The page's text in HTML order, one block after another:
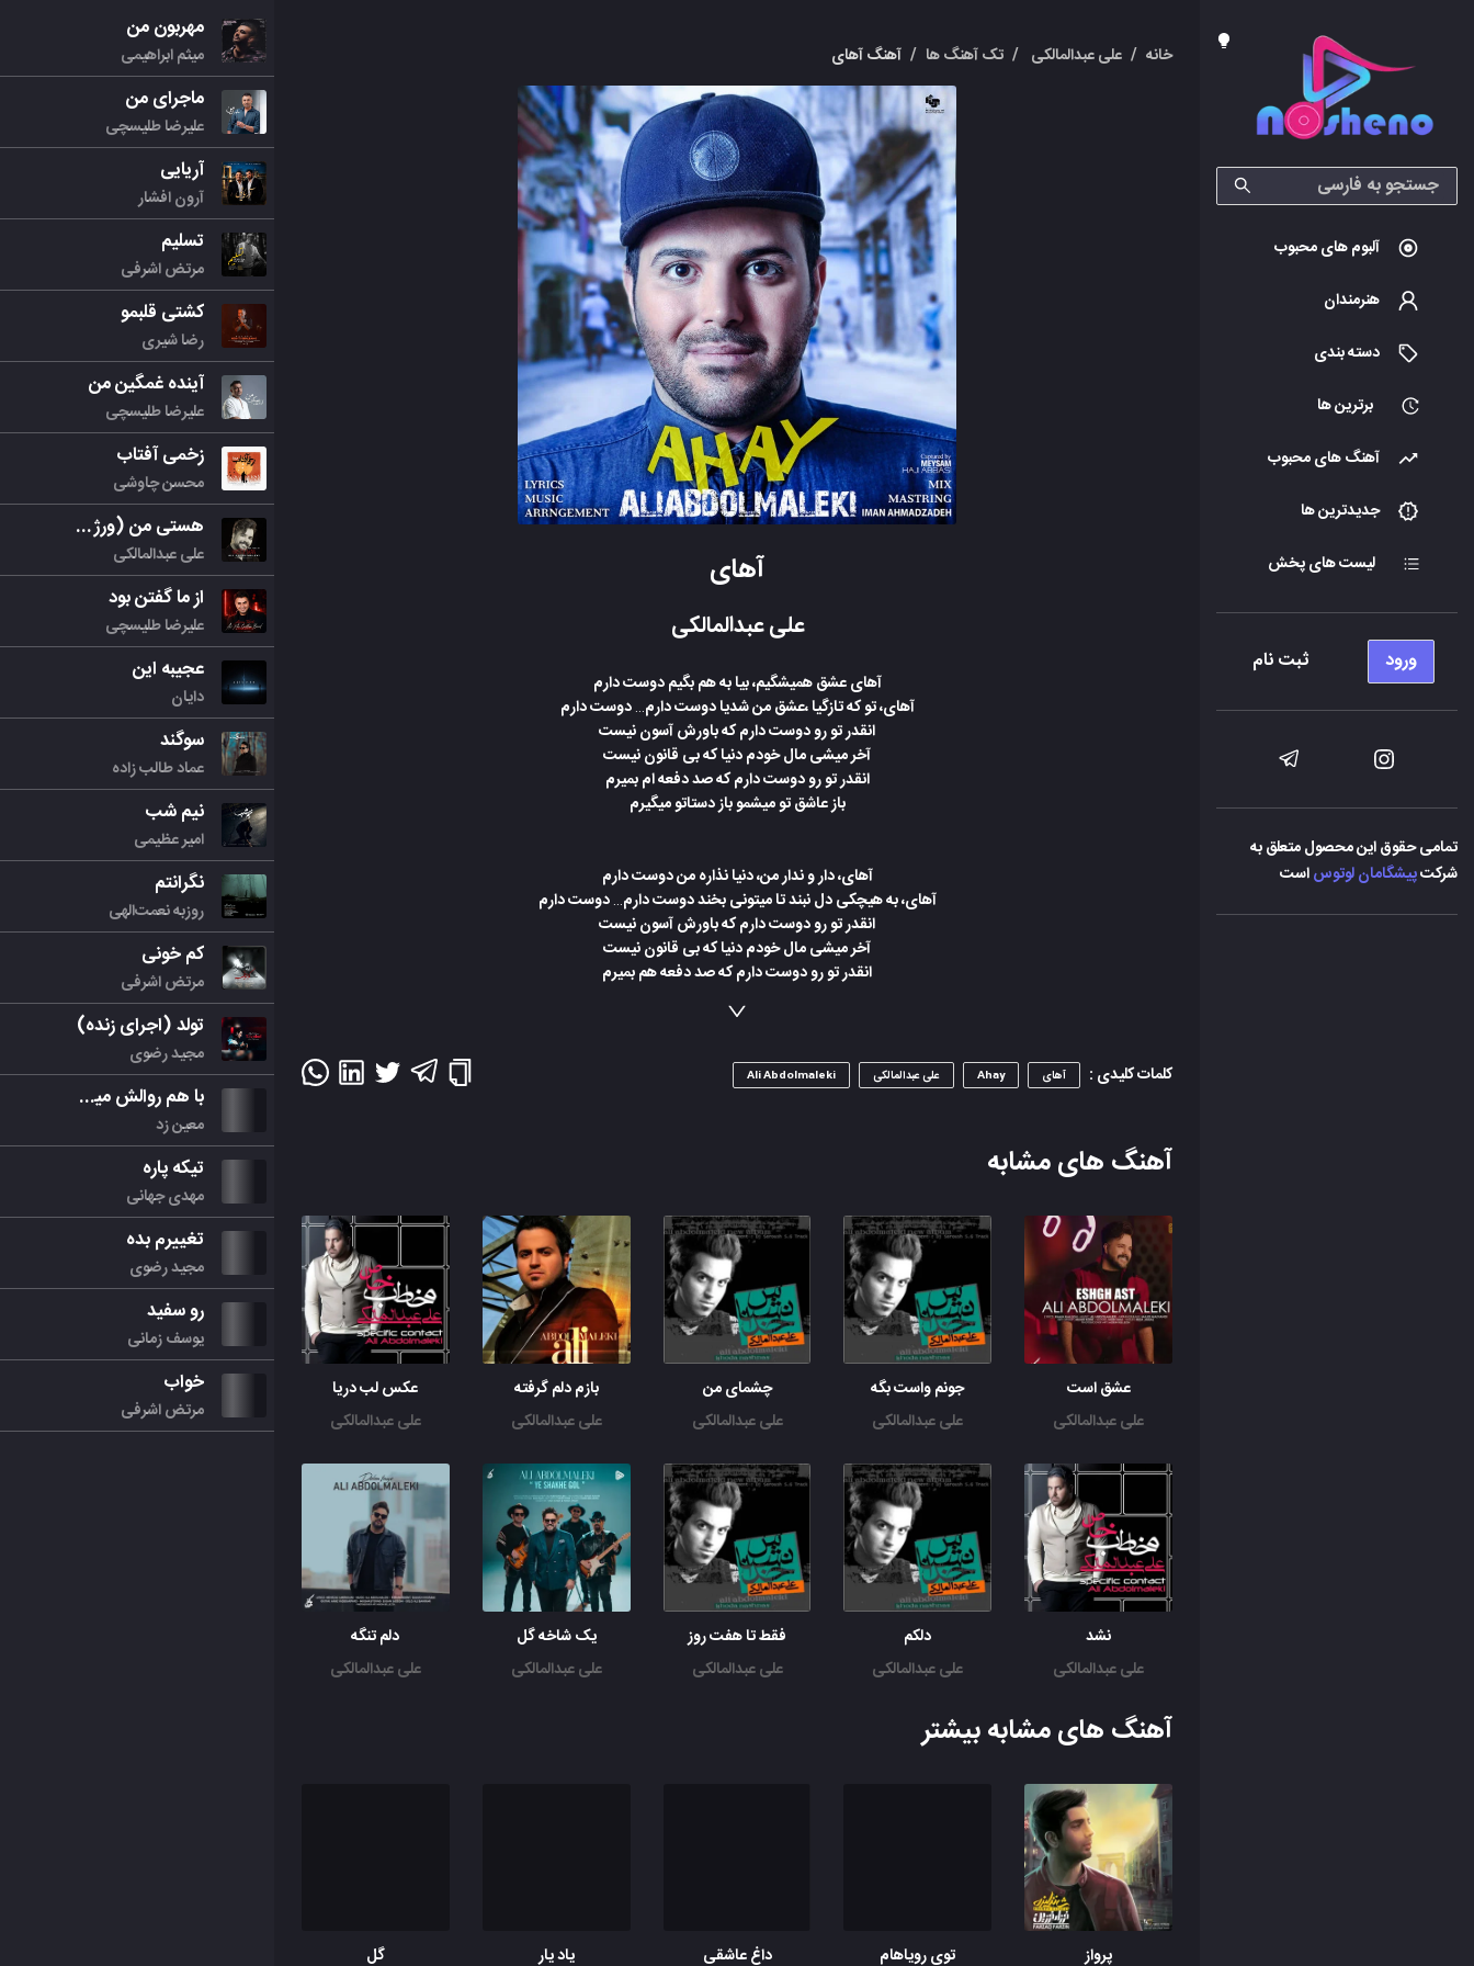
آلبوم های محبوب
هنرمندان
دسته بندی
برترین ها
آهنگ های محبوب
جدیدترین ها
لیست های پخش
ورود ثبت نام
تمامی حقوق این محصول متعلق به
شرکتپیشگامان لوتوساست
خانه / علی عبدالمالکی / تک آهنگ ها / آهنگ آهای
آهای
علی عبدالمالکی
آهای عشق همیشگیم، بیا به هم بگیم دوست دارم
آهای، تو که تازگیا ،عشق من شدیا دوست دارم… دوست دارم
انقدر تو رو دوست دارم که باورش آسون نیست
آخر میشی مال خودم دنیا که بی قانون نیست
انقدر تو رو دوست دارم که صد دفعه ام بمیرم
باز عاشق تو میشمو باز دستاتو میگیرم
آهای، دار و ندار من، دنیا نذاره من دوست دارم
آهای، به هیچکی دل نبند تا میتونی بخند دوست دارم… دوست دارم
انقدر تو رو دوست دارم که باورش آسون نیست
آخر میشی مال خودم دنیا که بی قانون نیست
انقدر تو رو دوست دارم که صد دفعه هم بمیرم
کلمات کلیدی : آهای Ahay علی عبدالمالکی Ali Abdolmaleki
آهنگ های مشابه
عشق است
علی عبدالمالکی
جونم واست بگه
علی عبدالمالکی
چشمای من
علی عبدالمالکی
بازم دلم گرفته
علی عبدالمالکی
عکس لب دریا
علی عبدالمالکی
نشد
علی عبدالمالکی
دلکم
علی عبدالمالکی
فقط تا هفت روز
علی عبدالمالکی
یک شاخه گل
علی عبدالمالکی
دلم تنگه
علی عبدالمالکی
آهنگ های مشابه بیشتر
پرواز توی رویاهام داغ عاشقی یاد یار گل
مهربون من
میثم ابراهیمی
ماجرای من
علیرضا طلیسچی
آریایی
آرون افشار
تسلیم
مرتض اشرفی
کشتی قلبمو
رضا شیری
آینده غمگین من
علیرضا طلیسچی
زخمی آفتاب
محسن چاوشی
هستی من (ورژن جدید)
علی عبدالمالکی
از ما گفتن بود
علیرضا طلیسچی
عجیبه این
دایان
سوگند
عماد طالب زاده
نیم شب
امیر عظیمی
نگرانتم
روزبه نعمت‌الهی
کم خونی
مرتض اشرفی
تولد (اجرای زنده)
مجید رضوی
با هم روالش میکنیم
معین زد
تیکه پاره
مهدی جهانی
تغییرم بده
مجید رضوی
رو سفید
یوسف زمانی
خواب
مرتض اشرفی